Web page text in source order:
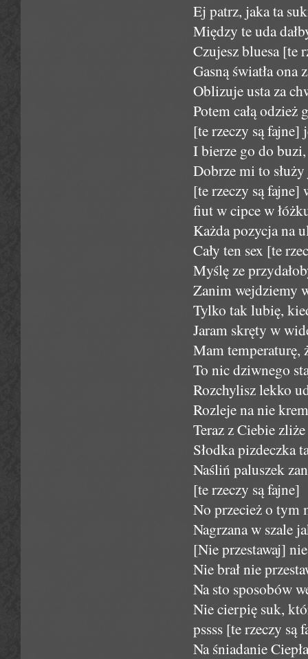
Ej patrz, jaka ta
Między te uda
Czujesz bluesa [te
Gasną światła ona
Oblizuje usta za
Potem całą
[te rzeczy są
I bierze go do
Dobrze mi to
[te rzeczy są
fiut w cipce w
Każda pozycja na
Cały ten sex [te
Myślę ze
Zanim wejdziemy
Tylko tak lubię,
Jaram skręty w
Mam temperaturę,
To nic dziwnego
Rozchylisz lekko
Rozleje na nie
Teraz z Ciebie
Słodka pizdeczka
Naśliń paluszek
[te rzeczy są fajne]
No przecież o tym
Nagrzana w szale
[Nie przestawaj]
Nie brał nie
Na sto sposobów
Nie cierpię suk,
pssss [te rzeczy są
Na śniadanie